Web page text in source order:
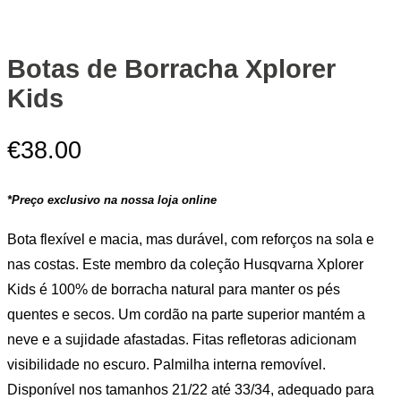
Botas de Borracha Xplorer
Kids
€38.00
*Preço exclusivo na nossa loja online
Bota flexível e macia, mas durável, com reforços na sola e
nas costas. Este membro da coleção Husqvarna Xplorer
Kids é 100% de borracha natural para manter os pés
quentes e secos. Um cordão na parte superior mantém a
neve e a sujidade afastadas. Fitas refletoras adicionam
visibilidade no escuro. Palmilha interna removível.
Disponível nos tamanhos 21/22 até 33/34, adequado para